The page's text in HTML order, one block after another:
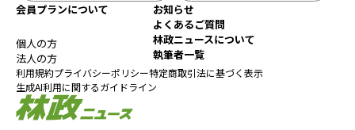
会員プランについて
個人の方
法人の方
お知らせ
よくあるご質問
林政ニュースについて
執筆者一覧
利用規約プライバシーポリシー特定商取引法に基づく表示
生成AI利用に関するガイドライン